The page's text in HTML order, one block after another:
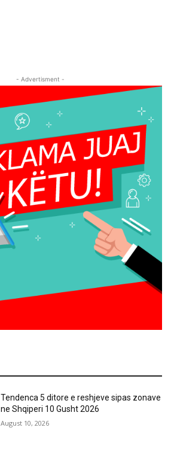
- Advertisment -
Tendenca 5 ditore e reshjeve sipas zonave
ne Shqiperi 10 Gusht 2026
August 10, 2026